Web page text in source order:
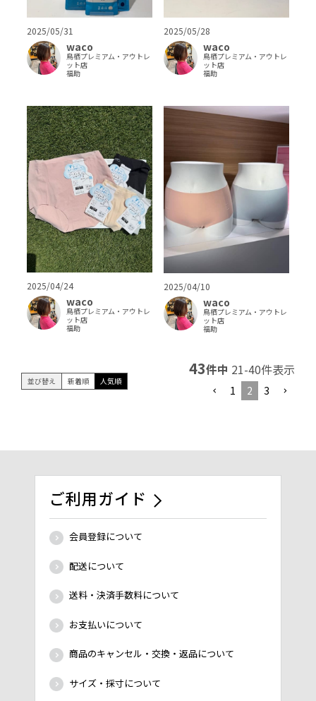
2025/05/31
waco
鳥栖プレミアム・アウトレ
ット店
福助
2025/05/28
waco
鳥栖プレミアム・アウトレ
ット店
福助
2025/04/24
waco
鳥栖プレミアム・アウトレ
ット店
福助
2025/04/10
waco
鳥栖プレミアム・アウトレ
ット店
福助
並び替え 新着順 人気順
43件中 21-40件表示
1 2 3
ご利用ガイド
会員登録について
配送について
送料・決済手数料について
お支払いについて
商品のキャンセル・交換・返品について
サイズ・採寸について